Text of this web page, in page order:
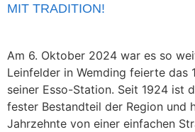
MIT TRADITION!
Am 6. Oktober 2024 war es so
Leinfelder in Wemding feierte das
seiner Esso-Station. Seit 1924 ist
fester Bestandteil der Region und
Jahrzehnte von einer einfachen